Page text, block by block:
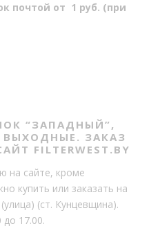
почтой от 1 руб. (при
“ЗАПАДНЫЙ”,
ВЫХОДНЫЕ. ЗАКАЗ
FILTERWEST.BY
на сайте, кроме
купить или заказать на
(ст. Кунцевщина).
17.00.